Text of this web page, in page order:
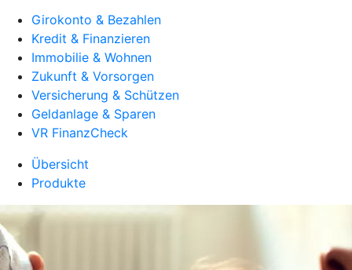
Girokonto & Bezahlen
Kredit & Finanzieren
Immobilie & Wohnen
Zukunft & Vorsorgen
Versicherung & Schützen
Geldanlage & Sparen
VR FinanzCheck
Übersicht
Produkte